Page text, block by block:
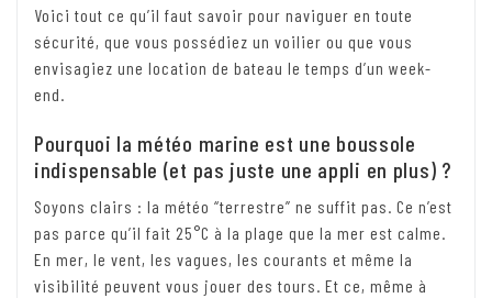
Voici tout ce qu’il faut savoir pour naviguer en toute
sécurité, que vous possédiez un voilier ou que vous
envisagiez une location de bateau le temps d’un week-
end.
Pourquoi la météo marine est une boussole
indispensable (et pas juste une appli en plus) ?
Soyons clairs : la météo “terrestre” ne suffit pas. Ce n’est
pas parce qu’il fait 25°C à la plage que la mer est calme.
En mer, le vent, les vagues, les courants et même la
visibilité peuvent vous jouer des tours. Et ce, même à